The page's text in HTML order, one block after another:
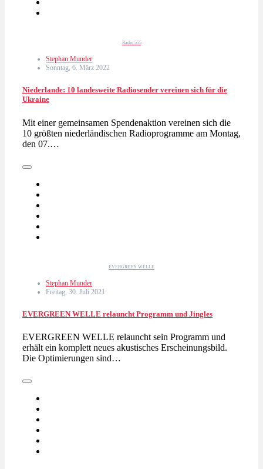
Radio 555
Stephan Munder
Sonntag, 6. März 2022
Niederlande: 10 landesweite Radiosender vereinen sich für die
Ukraine
Mit einer gemeinsamen Spendenaktion vereinen sich die
10 größten niederländischen Radioprogramme am Montag,
den 07.…
EVERGREEN WELLE
Stephan Munder
Freitag, 30. Juli 2021
EVERGREEN WELLE relauncht Programm und Jingles
EVERGREEN WELLE relauncht sein Programm und
erhält ein komplett neues akustisches Erscheinungsbild.
Die Optimierungen sind…